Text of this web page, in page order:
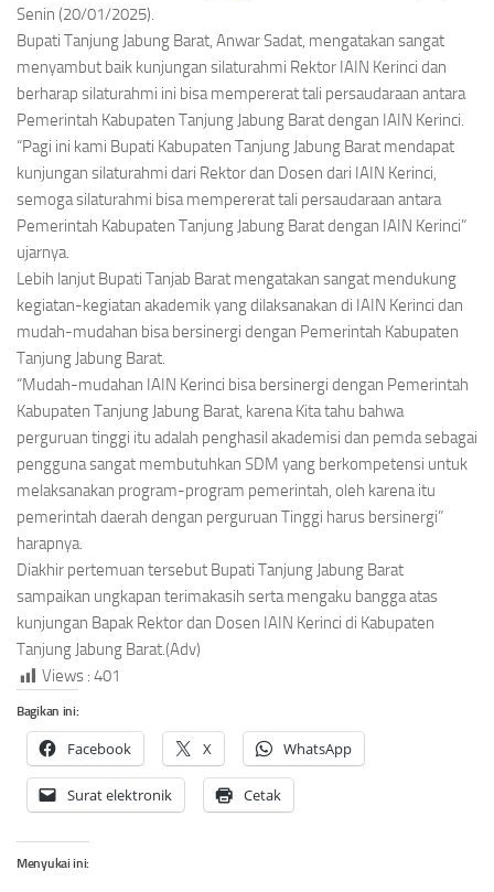
Senin (20/01/2025).
Bupati Tanjung Jabung Barat, Anwar Sadat, mengatakan sangat
menyambut baik kunjungan silaturahmi Rektor IAIN Kerinci dan
berharap silaturahmi ini bisa mempererat tali persaudaraan antara
Pemerintah Kabupaten Tanjung Jabung Barat dengan IAIN Kerinci.
“Pagi ini kami Bupati Kabupaten Tanjung Jabung Barat mendapat
kunjungan silaturahmi dari Rektor dan Dosen dari IAIN Kerinci,
semoga silaturahmi bisa mempererat tali persaudaraan antara
Pemerintah Kabupaten Tanjung Jabung Barat dengan IAIN Kerinci”
ujarnya.
Lebih lanjut Bupati Tanjab Barat mengatakan sangat mendukung
kegiatan-kegiatan akademik yang dilaksanakan di IAIN Kerinci dan
mudah-mudahan bisa bersinergi dengan Pemerintah Kabupaten
Tanjung Jabung Barat.
“Mudah-mudahan IAIN Kerinci bisa bersinergi dengan Pemerintah
Kabupaten Tanjung Jabung Barat, karena Kita tahu bahwa
perguruan tinggi itu adalah penghasil akademisi dan pemda sebagai
pengguna sangat membutuhkan SDM yang berkompetensi untuk
melaksanakan program-program pemerintah, oleh karena itu
pemerintah daerah dengan perguruan Tinggi harus bersinergi”
harapnya.
Diakhir pertemuan tersebut Bupati Tanjung Jabung Barat
sampaikan ungkapan terimakasih serta mengaku bangga atas
kunjungan Bapak Rektor dan Dosen IAIN Kerinci di Kabupaten
Tanjung Jabung Barat.(Adv)
Views : 401
Bagikan ini:
Facebook X WhatsApp
Surat elektronik Cetak
Menyukai ini: